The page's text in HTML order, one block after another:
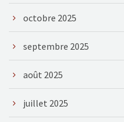
octobre 2025
septembre 2025
août 2025
juillet 2025